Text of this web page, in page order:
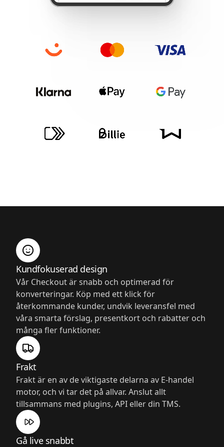
Kundfokuserad design
Vår Checkout är snabb och optimerad för
konverteringar. Köp med ett klick för
återkommande kunder, undvik leveransfel med
våra smarta förslag, presentkort och rabatter och
många fler funktioner.
Frakt
Frakt är en av de viktigaste delarna av E-handel
motor, och vi tar det på allvar. Anslut allt
tillsammans med plugins, API eller din TMS.
Gå live snabbt